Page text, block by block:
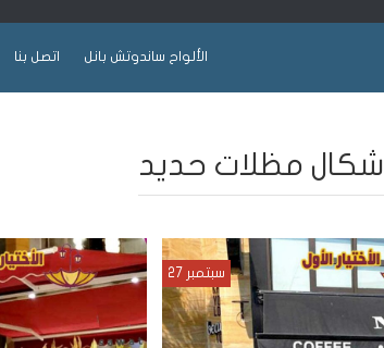
اتصل بنا الألواح ساندوتش بانل
أشكال مظلات حديد
سبتمبر 27